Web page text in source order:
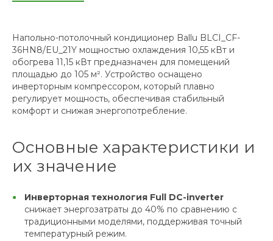
Напольно-потолочный кондиционер Ballu BLCI_CF-
36HN8/EU_21Y мощностью охлаждения 10,55 кВт и
обогрева 11,15 кВт предназначен для помещений
площадью до 105 м². Устройство оснащено
инверторным компрессором, который плавно
регулирует мощность, обеспечивая стабильный
комфорт и снижая энергопотребление.
Основные характеристики и
их значение
Инверторная технология Full DC-inverter
снижает энергозатраты до 40% по сравнению с
традиционными моделями, поддерживая точный
температурный режим.